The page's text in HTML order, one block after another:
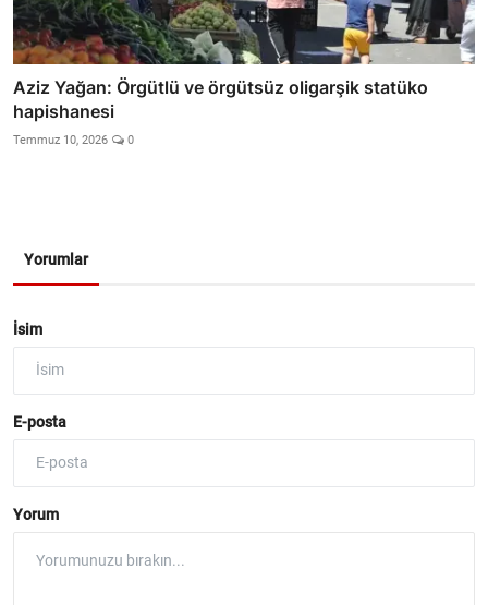
Aziz Yağan: Örgütlü ve örgütsüz oligarşik statüko
hapishanesi
Temmuz 10, 2026 0
Yorumlar
İsim
E-posta
Yorum